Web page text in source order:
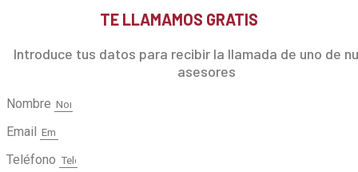
TE LLAMAMOS GRATIS
Introduce tus datos para recibir la llamada de uno de
asesores
Nombre
Email
Teléfono